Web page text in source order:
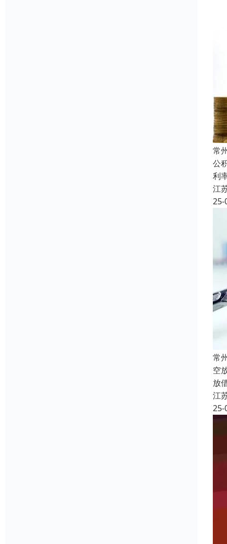
常
公
利
江
25-
常
空
放
江
25-